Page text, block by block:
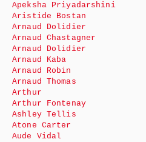
Apeksha Priyadarshini
Aristide Bostan
Arnaud Dolidier
Arnaud Chastagner
Arnaud Dolidier
Arnaud Kaba
Arnaud Robin
Arnaud Thomas
Arthur
Arthur Fontenay
Ashley Tellis
Atone Carter
Aude Vidal